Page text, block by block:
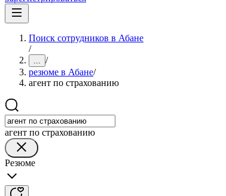
Поиск сотрудников в Абане
/
... /
резюме в Абане/
агент по страхованию
агент по страхованию
Резюме